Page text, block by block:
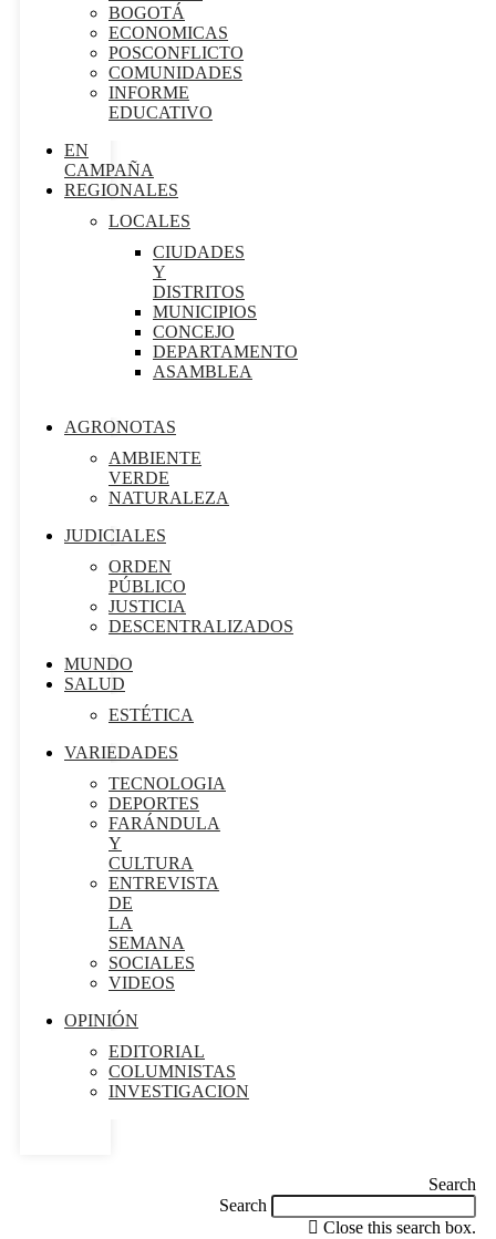
BOGOTÁ
ECONOMICAS
POSCONFLICTO
COMUNIDADES
INFORME
EDUCATIVO
EN
CAMPAÑA
REGIONALES
LOCALES
CIUDADES
Y
DISTRITOS
MUNICIPIOS
CONCEJO
DEPARTAMENTO
ASAMBLEA
AGRONOTAS
AMBIENTE
VERDE
NATURALEZA
JUDICIALES
ORDEN
PÚBLICO
JUSTICIA
DESCENTRALIZADOS
MUNDO
SALUD
ESTÉTICA
VARIEDADES
TECNOLOGIA
DEPORTES
FARÁNDULA
Y
CULTURA
ENTREVISTA
DE
LA
SEMANA
SOCIALES
VIDEOS
OPINIÓN
EDITORIAL
COLUMNISTAS
INVESTIGACION
Search
Search
Close this search box.